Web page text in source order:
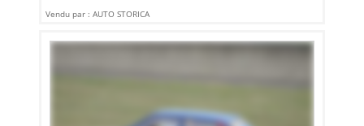
Vendu par : AUTO STORICA